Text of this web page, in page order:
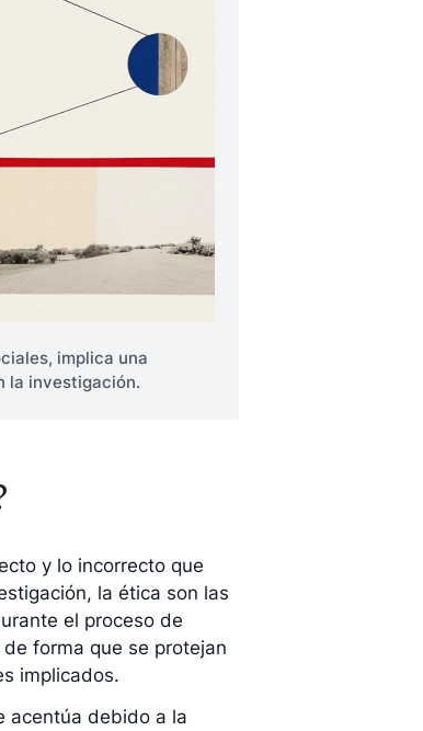
implica una
la investigación.
y lo incorrecto que
la ética son las
el proceso de
forma que se protejan
implicados.
acentúa debido a la